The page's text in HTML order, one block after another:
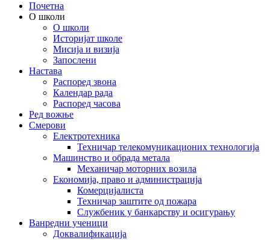
Почетна
О школи
О школи
Историјат школе
Мисија и визија
Запослени
Настава
Распоред звона
Календар рада
Распоред часова
Ред вожње
Смерови
Електротехника
Техничар телекомуникационих технологија
Машинство и обрада метала
Механичар моторних возила
Економија, право и администрација
Комерцијалиста
Техничар заштите од пожара
Службеник у банкарству и осигурању
Ванредни ученици
Доквалификација